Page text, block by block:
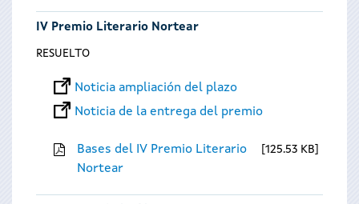
IV Premio Literario Nortear
RESUELTO
Noticia ampliación del plazo
Noticia de la entrega del premio
Bases del IV Premio Literario
Nortear
125.53 KB